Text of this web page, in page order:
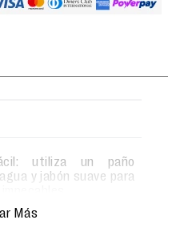
utiliza un paño
y jabón suave para
con movimientos
evitar rayar o dañar la
Más